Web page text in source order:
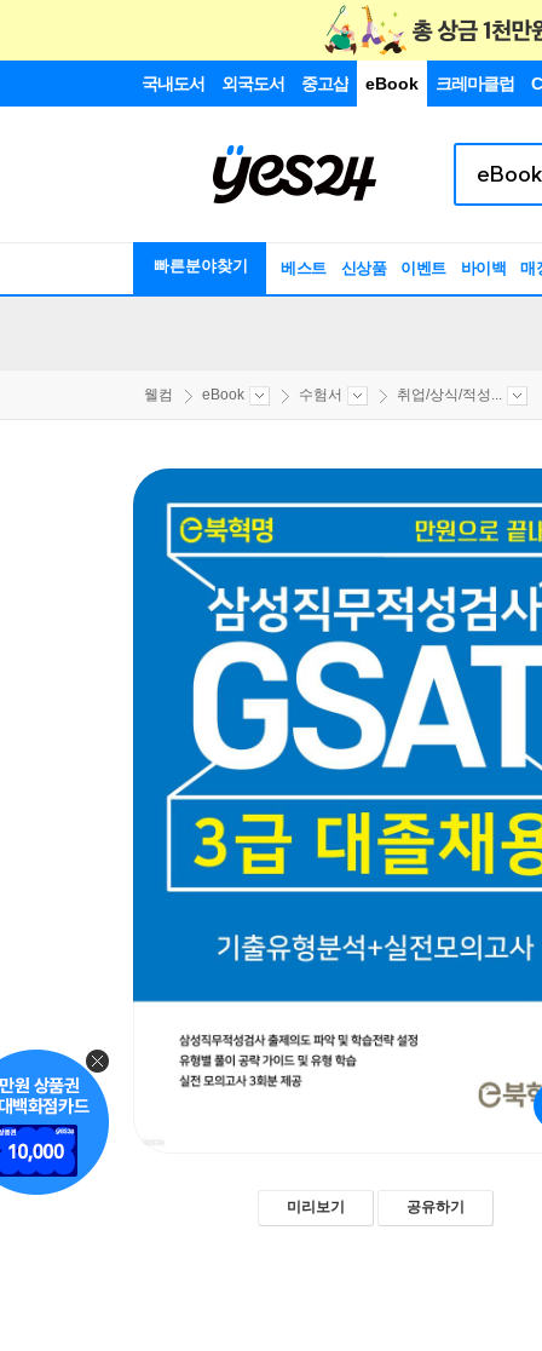
국내도서 외국도서 중고샵 eBook 크레마클럽
빠른분야찾기 베스트 신상품 이벤트 바이백 매
웰컴 eBook 수험서 취업/상식/적성...
미리보기 공유하기